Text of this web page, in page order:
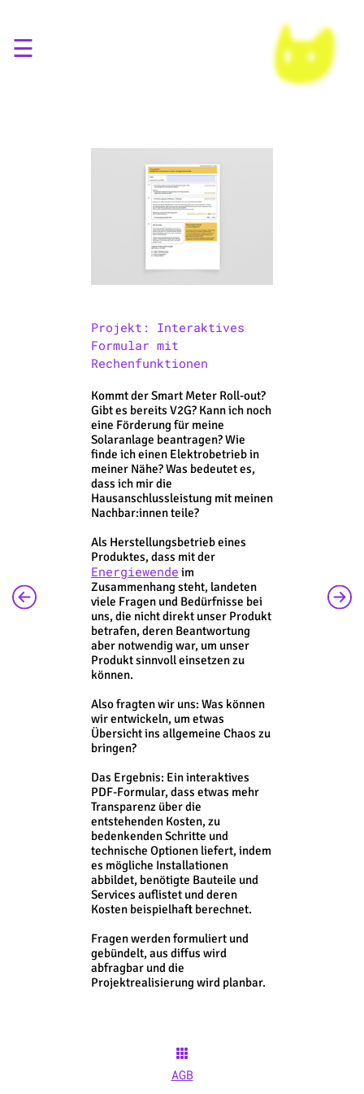
☰
Projekt: Interaktives
Formular mit
Rechenfunktionen
Kommt der Smart Meter Roll-out?
Gibt es bereits V2G? Kann ich noch
eine Förderung für meine
Solaranlage beantragen? Wie
finde ich einen Elektrobetrieb in
meiner Nähe? Was bedeutet es,
dass ich mir die
Hausanschlussleistung mit meinen
Nachbar:innen teile?
Als Herstellungsbetrieb eines
Produktes, dass mit der
Energiewende im
Zusammenhang steht, landeten
viele Fragen und Bedürfnisse bei
uns, die nicht direkt unser Produkt
betrafen, deren Beantwortung
aber notwendig war, um unser
Produkt sinnvoll einsetzen zu
können.
Also fragten wir uns: Was können
wir entwickeln, um etwas
Übersicht ins allgemeine Chaos zu
bringen?
Das Ergebnis: Ein interaktives
PDF-Formular, dass etwas mehr
Transparenz über die
entstehenden Kosten, zu
bedenkenden Schritte und
technische Optionen liefert, indem
es mögliche Installationen
abbildet, benötigte Bauteile und
Services auflistet und deren
Kosten beispielhaft berechnet.
Fragen werden formuliert und
gebündelt, aus diffus wird
abfragbar und die
Projektrealisierung wird planbar.
AGB